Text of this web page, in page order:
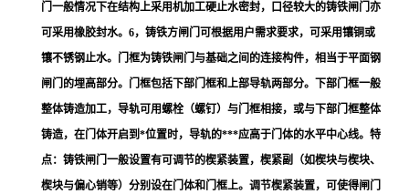
门一般情况下在结构上采用机加工硬止水密封，口径较大的铸铁闸门亦
可采用橡胶封水。6，铸铁方闸门可根据用户需求要求，可采用镶铜或
镶不锈钢止水。门框为铸铁闸门与基础之间的连接构件，相当于平面钢
闸门的埋高部分。门框包括下部门框和上部导轨两部分。下部门框一般
整体铸造加工，导轨可用螺栓（螺钉）与门框相接，或与下部门框整体
铸造，在门体开启到*位置时，导轨的***应高于门体的水平中心线。特
点：铸铁闸门一般设置有可调节的楔紧装置，楔紧副（如楔块与楔块、
楔块与偏心销等）分别设在门体和门框上。调节楔紧装置，可使得闸门